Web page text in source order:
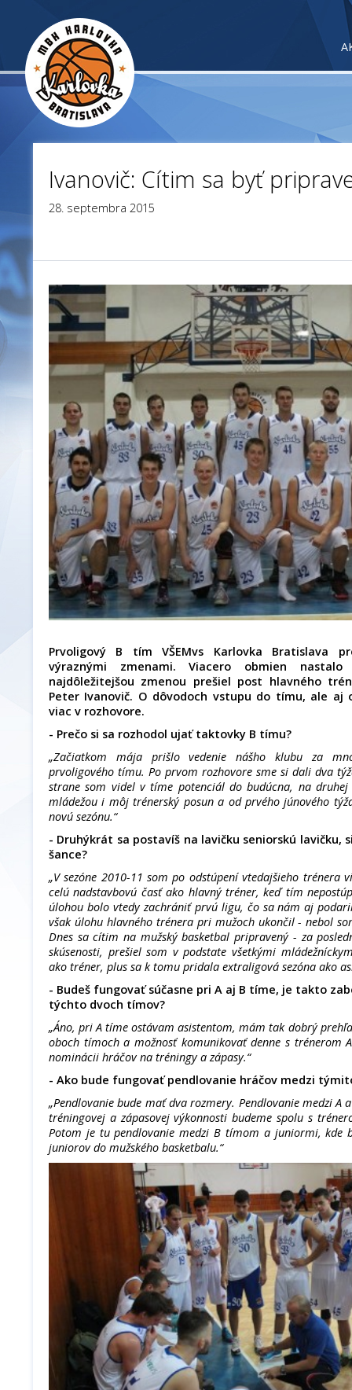
Ivanovič: Cítim sa byť
28. septembra 2015
Prvoligový B tím VŠEMvs Karlovka Bratislava
výraznými zmenami. Viacero obmien
najdôležitejšou zmenou prešiel post hlavného
Peter Ivanovič. O dôvodoch vstupu do tímu, ale aj
viac v rozhovore.
- Prečo si sa rozhodol ujať taktovky B tímu?
„Začiatkom mája prišlo vedenie nášho klubu za
prvoligového tímu. Po prvom rozhovore sme si dali dva
strane som videl v tíme potenciál do budúcna, na druhej
mládežou i môj trénerský posun a od prvého júnového
novú sezónu.“
- Druhýkrát sa postavíš na lavičku seniorskú lavičku,
šance?
„V sezóne 2010-11 som po odstúpení vtedajšieho trénera
celú nadstavbovú časť ako hlavný tréner, keď tím
úlohou bolo vtedy zachrániť prvú ligu, čo sa nám aj
však úlohu hlavného trénera pri mužoch ukončil - nebol
Dnes sa cítim na mužský basketbal pripravený - za
skúsenosti, prešiel som v podstate všetkými
ako tréner, plus sa k tomu pridala extraligová sezóna ako
- Budeš fungovať súčasne pri A aj B tíme, je takto
týchto dvoch tímov?
„Áno, pri A tíme ostávam asistentom, mám tak dobrý
oboch tímoch a možnosť komunikovať denne s trénerom
nominácii hráčov na tréningy a zápasy.“
- Ako bude fungovať pendlovanie hráčov medzi
„Pendlovanie bude mať dva rozmery. Pendlovanie medzi
tréningovej a zápasovej výkonnosti budeme spolu s
Potom je tu pendlovanie medzi B tímom a juniormi, kde
juniorov do mužského basketbalu.“